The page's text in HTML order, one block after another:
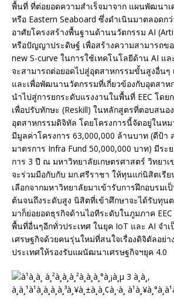
พื้นที่ ที่ต่อยอดความสำเร็จมาจาก แผนพัฒนา
หรือ Eastern Seaboard ซึ่งดำเนินมาตลอดก
อาศัยโครงสร้างพื้นฐานด้านนวัตกรรม AI
หรือปัญญาประดิษฐ์ เพื่อสร้างความสามารถข
new S-curve ในการใช้เทคโนโลยีด้าน AI แ
จะสามารถต่อยอดไปสู่อุตสาหกรรมขั้นสูงอื่นๆ
และเพื่อพัฒนานวัตกรรมที่เกี่ยวข้องกับอุตสา
นำไปสู่การยกระดับแรงงานในพื้นที่ EEC โดย
เพื่อปรับทักษะ (Reskill) ในหลักสูตรที่ตอบสนอ
อุตสาหกรรมดิจิทัล โดยโครงการนี้จัดอยู่ในห
มีมูลค่าโครงการ 63,000,000 ล้านบาท (ดีป้
มาตรการ Infra Fund 50,000,000 บาท) มีระ
การ 3 ปี ณ มหาวิทยาลัยเกษตรศาสตร์ วิทยา
จะร่วมมือกับกับ มก.ศรีราชา ให้ทุนแก่นิสิตเรี
เลือกจากมหาวิทยาลัยมาเข้ารับการฝึกอบรม
ต้นจนถึงระดับสูง นิสิตที่เข้าศึกษาจะได้รับทุน
มาก็ย่อยอดธุรกิจด้านไอทีระดับในภูมภาค
พื้นที่อื่นๆอีกทั่วประเทศ ในยุค IoT และ AI จำ
เศรษฐกิจด้วยคนรุ่นใหม่ที่สนใจเรื่องดิจิตัลอย่า
ประเทศให้รองรับแผนัฒนาเศรษฐกิจฯยุค 4.0